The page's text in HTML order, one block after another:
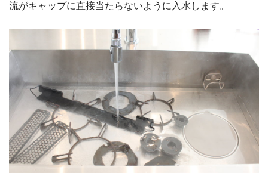
流がキャップに直接当たらないように入水します。